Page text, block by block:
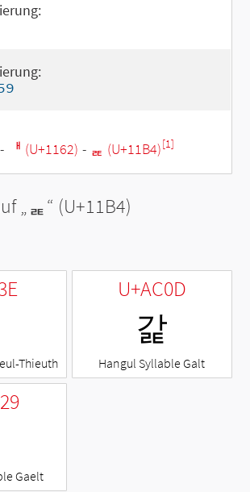
- ᅢ (U+1162) - ᆴ (U+11B4)[1]
„ᆴ“ (U+11B4)
Thieuth
U+AC0D
갍
Hangul Syllable Galt
Gaelt